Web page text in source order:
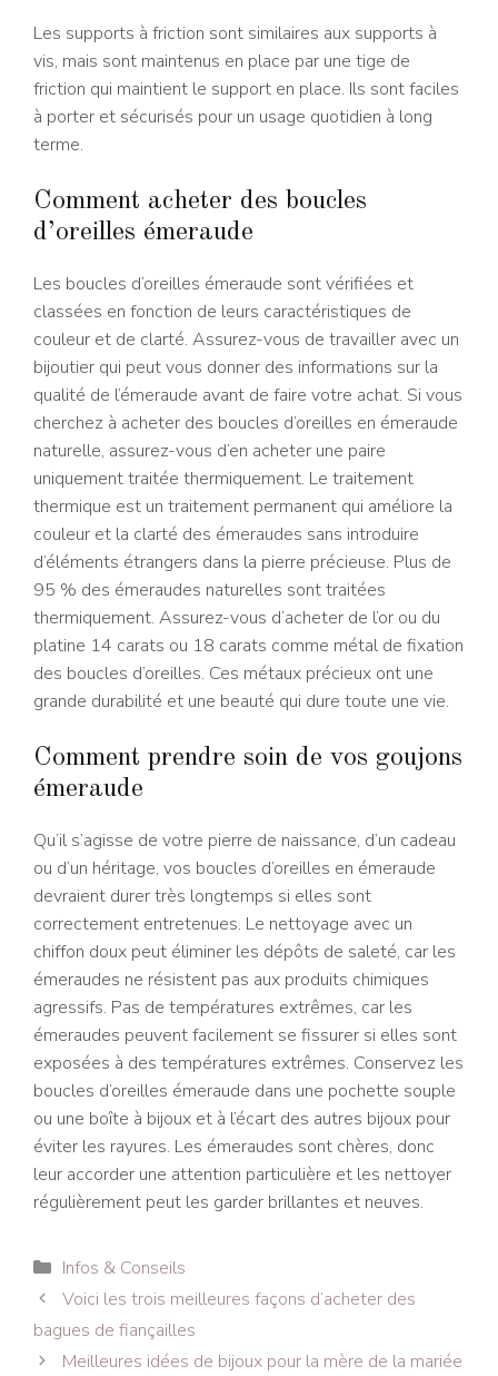
Les supports à friction sont similaires aux supports à
vis, mais sont maintenus en place par une tige de
friction qui maintient le support en place. Ils sont faciles
à porter et sécurisés pour un usage quotidien à long
terme.
Comment acheter des boucles
d’oreilles émeraude
Les boucles d’oreilles émeraude sont vérifiées et
classées en fonction de leurs caractéristiques de
couleur et de clarté. Assurez-vous de travailler avec un
bijoutier qui peut vous donner des informations sur la
qualité de l’émeraude avant de faire votre achat. Si vous
cherchez à acheter des boucles d’oreilles en émeraude
naturelle, assurez-vous d’en acheter une paire
uniquement traitée thermiquement. Le traitement
thermique est un traitement permanent qui améliore la
couleur et la clarté des émeraudes sans introduire
d’éléments étrangers dans la pierre précieuse. Plus de
95 % des émeraudes naturelles sont traitées
thermiquement. Assurez-vous d’acheter de l’or ou du
platine 14 carats ou 18 carats comme métal de fixation
des boucles d’oreilles. Ces métaux précieux ont une
grande durabilité et une beauté qui dure toute une vie.
Comment prendre soin de vos goujons
émeraude
Qu’il s’agisse de votre pierre de naissance, d’un cadeau
ou d’un héritage, vos boucles d’oreilles en émeraude
devraient durer très longtemps si elles sont
correctement entretenues. Le nettoyage avec un
chiffon doux peut éliminer les dépôts de saleté, car les
émeraudes ne résistent pas aux produits chimiques
agressifs. Pas de températures extrêmes, car les
émeraudes peuvent facilement se fissurer si elles sont
exposées à des températures extrêmes. Conservez les
boucles d’oreilles émeraude dans une pochette souple
ou une boîte à bijoux et à l’écart des autres bijoux pour
éviter les rayures. Les émeraudes sont chères, donc
leur accorder une attention particulière et les nettoyer
régulièrement peut les garder brillantes et neuves.
Catégories
Infos & Conseils
Navigation
des
articles
Voici les trois meilleures façons d’acheter des
bagues de fiançailles
Meilleures idées de bijoux pour la mère de la mariée